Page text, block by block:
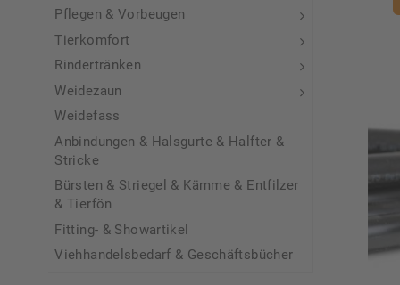
Pflegen & Vorbeugen
Tierkomfort
Rindertränken
Weidezaun
Weidefass
Anbindungen & Halsgurte & Halfter &
Stricke
Bürsten & Striegel & Kämme & Entfilzer
& Tierfön
Fitting- & Showartikel
Viehhandelsbedarf & Geschäftsbücher